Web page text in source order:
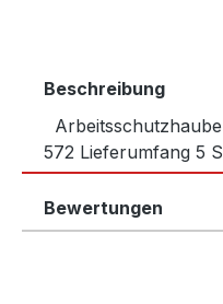
Beschreibung
572 Lieferumfang 5
Bewertungen